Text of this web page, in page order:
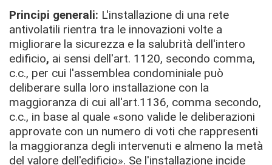
Principi generali: L'installazione di una rete
antivolatili rientra tra le innovazioni volte a
migliorare la sicurezza e la salubrità dell'intero
edificio, ai sensi dell'art. 1120, secondo comma,
c.c., per cui l'assemblea condominiale può
deliberare sulla loro installazione con la
maggioranza di cui all'art.1136, comma secondo,
c.c., in base al quale «sono valide le deliberazioni
approvate con un numero di voti che rappresenti
la maggioranza degli intervenuti e almeno la metà
del valore dell'edificio». Se l'installazione incide